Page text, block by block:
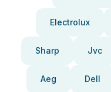
Electrolux
Sharp Jvc
Aeg Dell